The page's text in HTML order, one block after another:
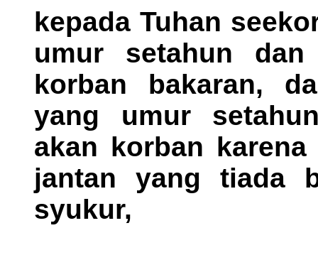
kepada Tuhan
umur setahun dan
korban bakaran,
yang umur
akan korban
jantan yang tiada
syukur,